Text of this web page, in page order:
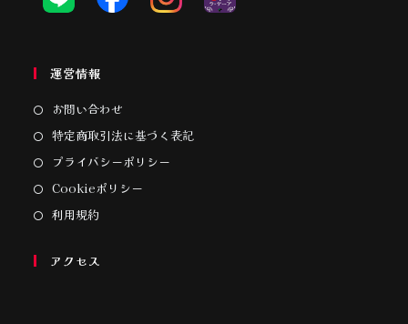
運営情報
お問い合わせ
特定商取引法に基づく表記
プライバシーポリシー
Cookieポリシー
利用規約
アクセス